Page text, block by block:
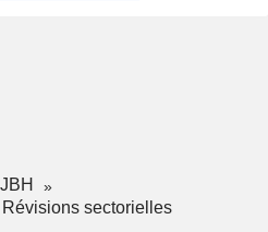
Révisions sectorielles